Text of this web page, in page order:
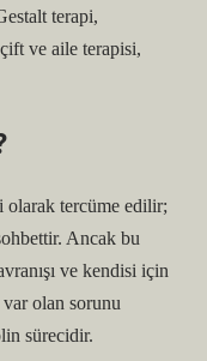
terapi,
ve aile terapisi,
olarak tercüme edilir;
Ancak bu
ve kendisi için
olan sorunu
sürecidir.